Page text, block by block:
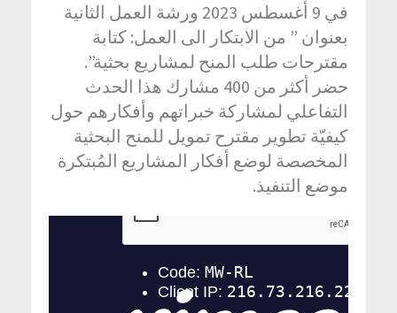
في 9 أغسطس 2023 ورشة العمل الثانية
بعنوان ” من الابتكار الى العمل: كتابة
مقترحات طلب المنح لمشاريع بحثية”.
حضر أكثر من 400 مشارك هذا الحدث
التفاعلي لمشاركة خبراتهم وأفكارهم حول
كيفيّة تطوير مقترح تمويل للمنح البحثية
المخصصة لوضع أفكار المشاريع المُبتكرة
موضع التنفيذ.